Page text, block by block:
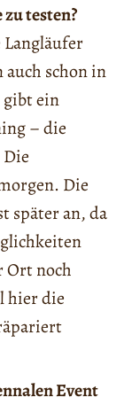
testen?
schon in
gibt ein
– die
Die
später an, da
Ort noch
hier die
Event